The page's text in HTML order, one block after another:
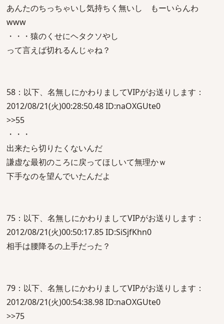
あんたのちっちゃいし気持ちく無いし もーいらんわ
www
・・・猿のくせにヘタクソやし
って言えば切れるんじゃね？
58：以下、名無しにかわりましてVIPがお送りします：
2012/08/21(火)00:28:50.48 ID:naOXGUte0
>>55
・・・
出来たら切りたくないんだ
謙虚な最初のころに戻ってほしいて無理かｗ
下手なのを望んでいたんだよ
75：以下、名無しにかわりましてVIPがお送りします：
2012/08/21(火)00:50:17.85 ID:SiSjfKhn0
相手は腰降るの上手だった？
79：以下、名無しにかわりましてVIPがお送りします：
2012/08/21(火)00:54:38.98 ID:naOXGUte0
>>75